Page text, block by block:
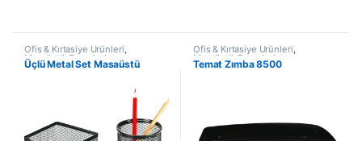
Ofis & Kırtasiye Ürünleri,
Masaüstü Gereçleri
Üçlü Metal Set Masaüstü
Ofis & Kırtasiye Ürünleri,
Masaüstü Gereçleri
Temat Zımba 8500